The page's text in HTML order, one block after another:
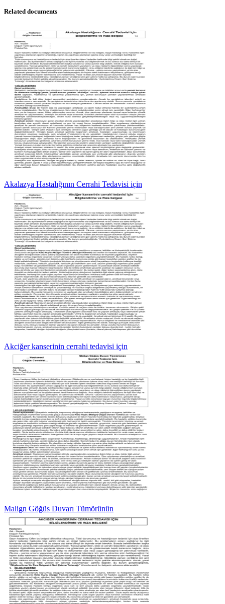
Related documents
Akalazya Hastalığının Cerrahi Tedavisi için
Akciğer kanserinin cerrahi tedavisi için
Malign Göğüs Duvarı Tümörünün